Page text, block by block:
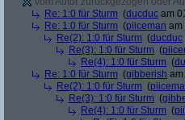
Re: 1:0 für Sturm (ducduc am
Re: 1:0 für Sturm (piiceman am
Re(2): 1:0 für Sturm (ducduc
Re(3): 1:0 für Sturm (
Re(4): 1:0 für Sturm (
Re: 1:0 für Sturm (gibberish
Re(2): 1:0 für Sturm (
Re(3): 1:0 für Sturm (
Re(4): 1:0 für Sturm (